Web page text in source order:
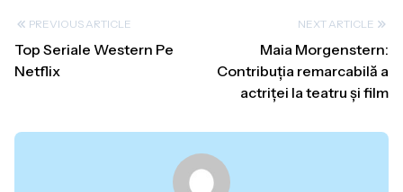
PREVIOUS ARTICLE
Top Seriale Western Pe
Netflix
NEXT ARTICLE
Maia Morgenstern:
Contribuția remarcabilă a
actriței la teatru și film